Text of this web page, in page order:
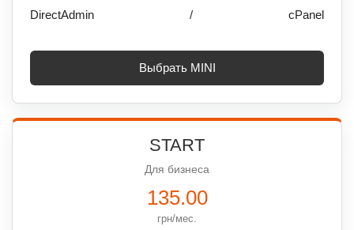
DirectAdmin / cPanel
Выбрать MINI
START
Для бизнеса
135.00
грн/мес.